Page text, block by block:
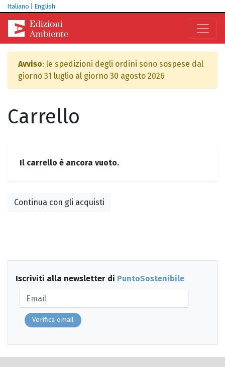
Italiano English
Avviso: le spedizioni degli ordini sono sospese dal
giorno 31 luglio al giorno 30 agosto 2026
Carrello
Il carrello è ancora vuoto.
Continua con gli acquisti
Iscriviti alla newsletter di PuntoSostenibile
Verifica email